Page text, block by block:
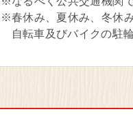
※春休み、夏休み、冬休
自転車及びバイクの駐